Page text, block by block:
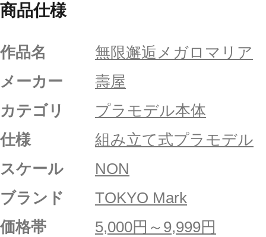
商品仕様
作品名
無限邂逅メガロマリア
メーカー
壽屋
カテゴリ
プラモデル本体
仕様
組み立て式プラモデル
スケール
NON
ブランド
TOKYO Mark
価格帯
5,000円～9,999円